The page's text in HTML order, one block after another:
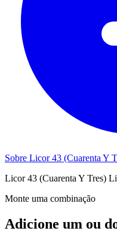
Sobre Licor 43 (Cuarenta Y
Licor 43 (Cuarenta Y Tres)
Monte uma combinação
Adicione um ou